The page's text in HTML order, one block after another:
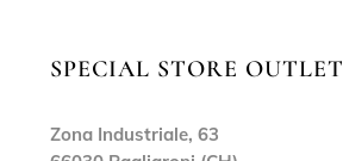
SPECIAL STORE OUTLET
Zona Industriale, 63